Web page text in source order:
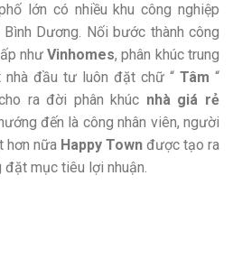
lớn có nhiều khu công nghiệp
Dương. Nối bước thành công
nhưVinhomes, phân khúc trung
nhà đầu tư luôn đặt chữ “ Tâm “
ra đời phân khúc nhà giá rẻ
đến là công nhân viên, người
hơn nữa Happy Town được tạo ra
đặt mục tiêu lợi nhuận.